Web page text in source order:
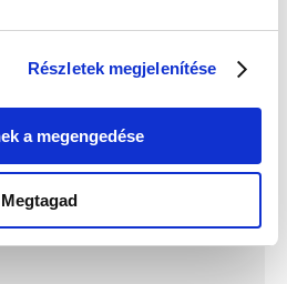
Részletek megjelenítése
a megengedése
Megtagad
is választhatsz.